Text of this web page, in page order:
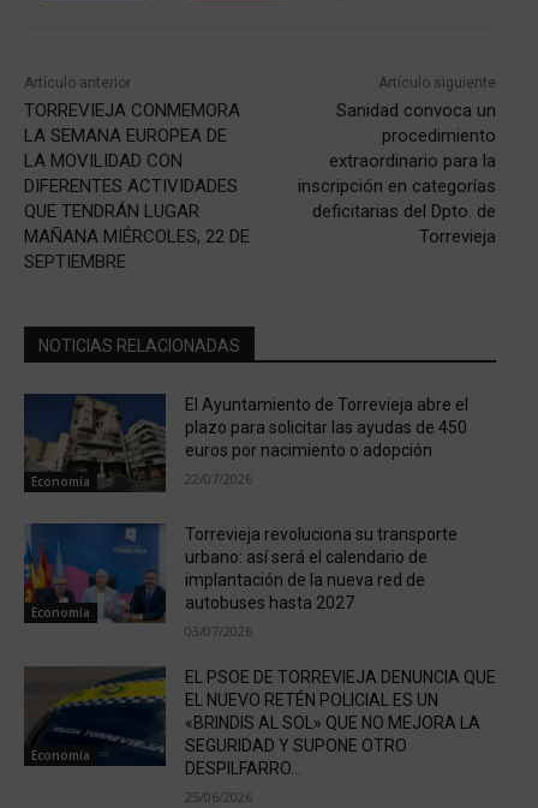
Artículo anterior
TORREVIEJA CONMEMORA
LA SEMANA EUROPEA DE
LA MOVILIDAD CON
DIFERENTES ACTIVIDADES
QUE TENDRÁN LUGAR
MAÑANA MIÉRCOLES, 22 DE
SEPTIEMBRE
Artículo siguiente
Sanidad convoca un
procedimiento
extraordinario para la
inscripción en categorías
deficitarias del Dpto. de
Torrevieja
NOTICIAS RELACIONADAS
Economía
El Ayuntamiento de Torrevieja abre el
plazo para solicitar las ayudas de 450
euros por nacimiento o adopción
22/07/2026
Economía
Torrevieja revoluciona su transporte
urbano: así será el calendario de
implantación de la nueva red de
autobuses hasta 2027
03/07/2026
Economía
EL PSOE DE TORREVIEJA DENUNCIA QUE
EL NUEVO RETÉN POLICIAL ES UN
«BRINDIS AL SOL» QUE NO MEJORA LA
SEGURIDAD Y SUPONE OTRO
DESPILFARRO...
25/06/2026